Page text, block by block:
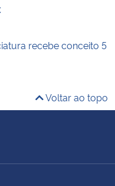
recebe conceito 5
Voltar ao topo